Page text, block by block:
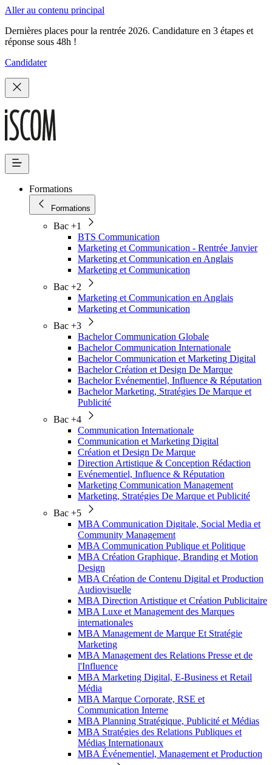
Aller au contenu principal
Dernières places pour la rentrée 2026. Candidature en 3 étapes et
réponse sous 48h !
Candidater
Formations
Formations
Bac +1
BTS Communication
Marketing et Communication - Rentrée Janvier
Marketing et Communication en Anglais
Marketing et Communication
Bac +2
Marketing et Communication en Anglais
Marketing et Communication
Bac +3
Bachelor Communication Globale
Bachelor Communication Internationale
Bachelor Communication et Marketing Digital
Bachelor Création et Design De Marque
Bachelor Evénementiel, Influence & Réputation
Bachelor Marketing, Stratégies De Marque et
Publicité
Bac +4
Communication Internationale
Communication et Marketing Digital
Création et Design De Marque
Direction Artistique & Conception Rédaction
Evénementiel, Influence & Réputation
Marketing Communication Management
Marketing, Stratégies De Marque et Publicité
Bac +5
MBA Communication Digitale, Social Media et
Community Management
MBA Communication Publique et Politique
MBA Création Graphique, Branding et Motion
Design
MBA Création de Contenu Digital et Production
Audiovisuelle
MBA Direction Artistique et Création Publicitaire
MBA Luxe et Management des Marques
internationales
MBA Management de Marque Et Stratégie
Marketing
MBA Management des Relations Presse et de
l'Influence
MBA Marketing Digital, E-Business et Retail
Média
MBA Marque Corporate, RSE et
Communication Interne
MBA Planning Stratégique, Publicité et Médias
MBA Stratégies des Relations Publiques et
Médias Internationaux
MBA Événementiel, Management et Production